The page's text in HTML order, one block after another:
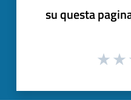
su questa